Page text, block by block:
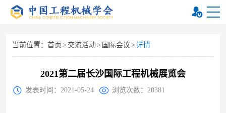
当前位置： 首页 > 交流活动> 国际会议 > 详情
2021第二届长沙国际工程机械展览会
发表时间：2021-05-24 浏览次数：20381